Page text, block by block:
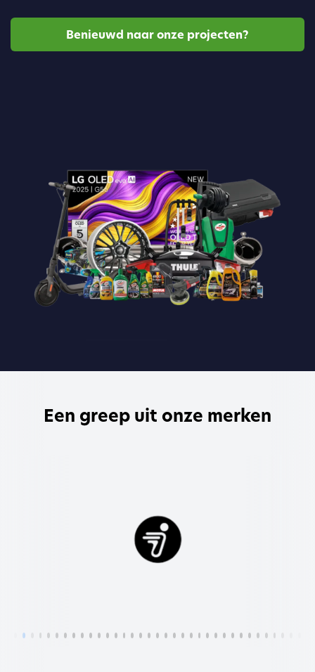
Benieuwd naar onze projecten?
Een greep uit onze merken